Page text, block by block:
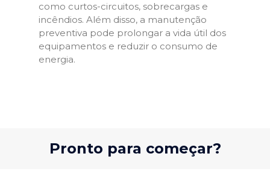
como curtos-circuitos, sobrecargas e
incêndios. Além disso, a manutenção
preventiva pode prolongar a vida útil dos
equipamentos e reduzir o consumo de
energia.
Pronto para começar?